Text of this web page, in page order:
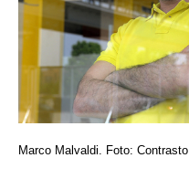
Marco Malvaldi. Foto: Contrasto